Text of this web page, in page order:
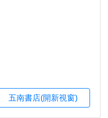
五南書店(開新視窗)